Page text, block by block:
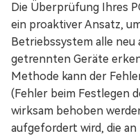
Die Überprüfung Ihres
ein proaktiver Ansatz,
Betriebssystem alle neu
getrennten Geräte
Methode kann der
(Fehler beim Festlegen
wirksam behoben
aufgefordert wird, die